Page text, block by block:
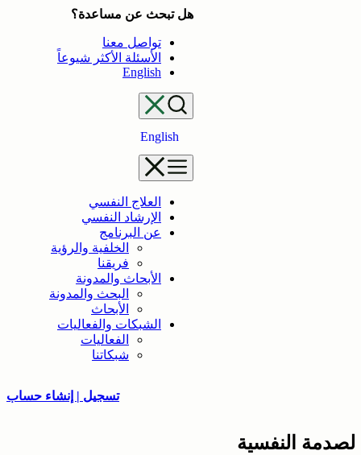
هل تبحث عن مساعدة؟
تواصل معنا
الأسئلة الأكثر شيوعاً
English
English
العلاج النفسي
الإرشاد النفسي
عن البرنامج
الخلفية والرؤية
فريقنا
الأبحاث والمدونة
البحث والمدونة
الأبحاث
الشبكات والفعاليات
الفعاليات
شبكاتنا
تسجيل | إنشاء حساب
الصدمة النفسية